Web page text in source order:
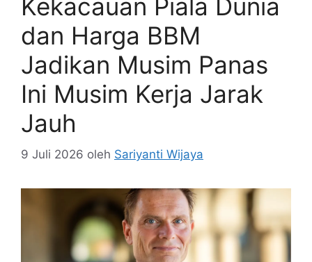
Kekacauan Piala Dunia
dan Harga BBM
Jadikan Musim Panas
Ini Musim Kerja Jarak
Jauh
9 Juli 2026 oleh Sariyanti Wijaya